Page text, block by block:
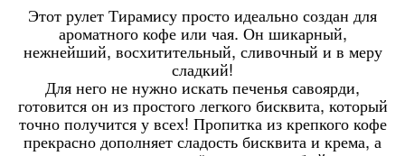
Этот рулет Тирамису просто идеально создан для
ароматного кофе или чая. Он шикарный,
нежнейший, восхитительный, сливочный и в меру
сладкий!
Для него не нужно искать печенья савоярди,
готовится он из простого легкого бисквита, который
точно получится у всех! Пропитка из крепкого кофе
прекрасно дополняет сладость бисквита и крема, а